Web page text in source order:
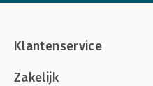
Klantenservice
Zakelijk